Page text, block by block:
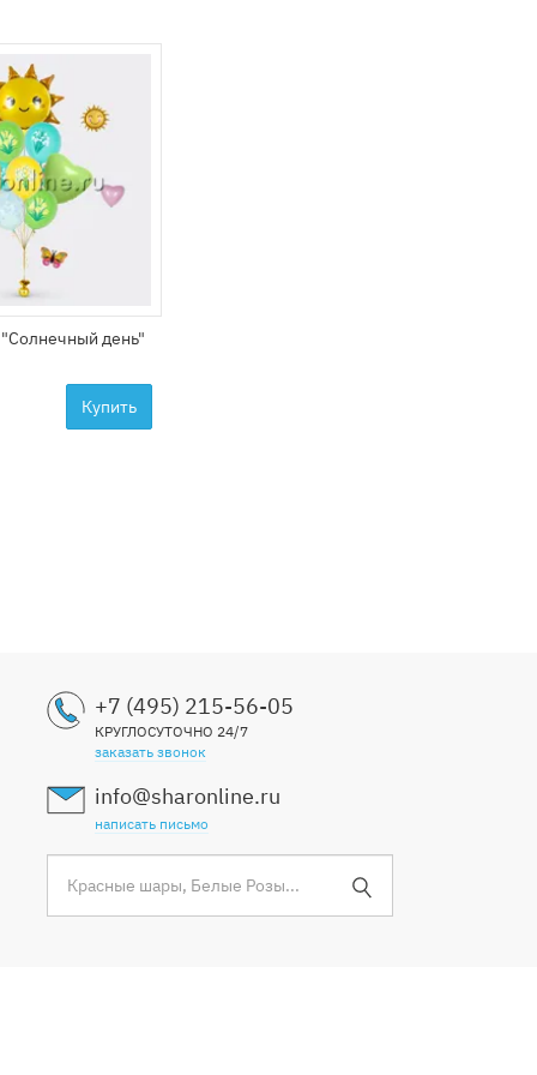
день"
Купить
+7 (495) 215-56-05
КРУГЛОСУТОЧНО 24/7
заказать звонок
info@sharonline.ru
написать письмо